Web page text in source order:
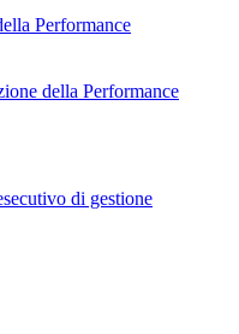
Performance
della Performance
di gestione